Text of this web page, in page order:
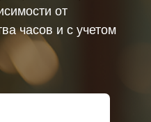
от
часов и с учетом